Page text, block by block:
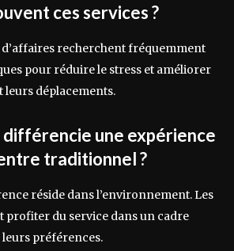
ces services ?
d’affaires recherchent fréquemment
pour réduire le stress et améliorer
déplacements.
différencie une expérience
traditionnel ?
réside dans l’environnement. Les
profiter du service dans un cadre
préférences.